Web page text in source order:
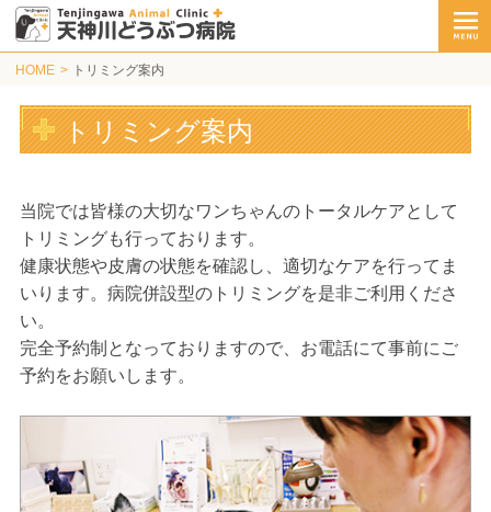
HOME トリミング案内
トリミング案内
当院では皆様の大切なワンちゃんのトータルケアとして
トリミングも行っております。
健康状態や皮膚の状態を確認し、適切なケアを行ってま
いります。病院併設型のトリミングを是非ご利用くださ
い。
完全予約制となっておりますので、お電話にて事前にご
予約をお願いします。